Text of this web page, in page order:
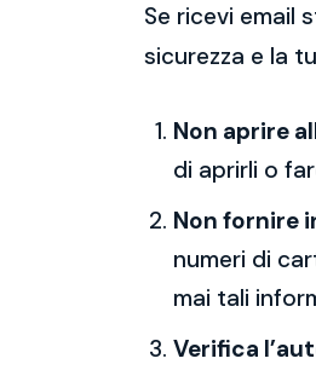
Se ricevi email
sicurezza e la
Non aprire
di aprirli o
Non fornire
numeri di
mai tali
Verifica